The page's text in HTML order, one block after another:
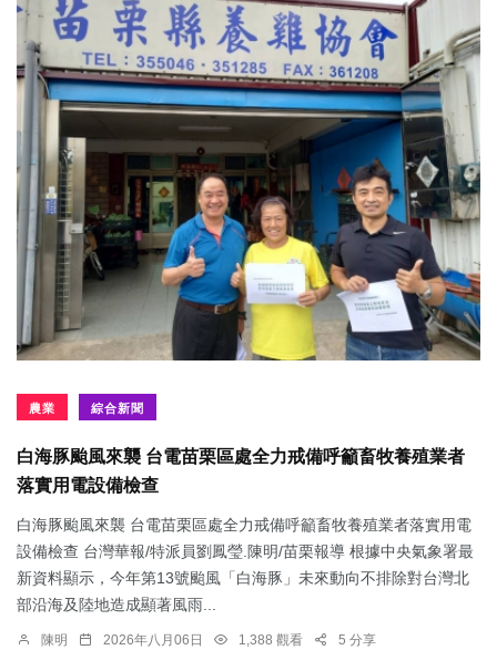
農業 綜合新聞
白海豚颱風來襲 台電苗栗區處全力戒備呼籲畜牧養殖業者
落實用電設備檢查
白海豚颱風來襲 台電苗栗區處全力戒備呼籲畜牧養殖業者落實用電
設備檢查 台灣華報/特派員劉鳳瑩.陳明/苗栗報導 根據中央氣象署最
新資料顯示，今年第13號颱風「白海豚」未來動向不排除對台灣北
部沿海及陸地造成顯著風雨...
陳明 2026年八月06日 1,388 觀看 5 分享